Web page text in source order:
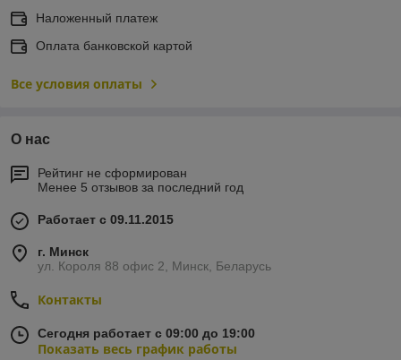
Наложенный платеж
Оплата банковской картой
Все условия оплаты
О нас
Рейтинг не сформирован
Менее 5 отзывов за последний год
Работает с 09.11.2015
г. Минск
ул. Короля 88 офис 2, Минск, Беларусь
Контакты
Сегодня работает с 09:00 до 19:00
Показать весь график работы